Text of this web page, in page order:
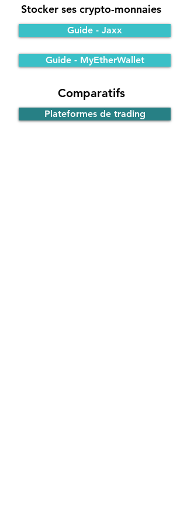
Stocker ses crypto-monnaies
Comparatifs
Plateformes de trading
Guide - MyEtherWallet
Guide - Jaxx